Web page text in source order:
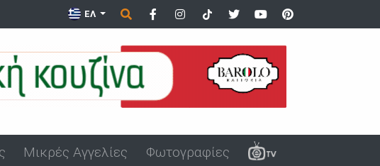
ΕΛ
Μικρές Αγγελίες Φωτογραφίες